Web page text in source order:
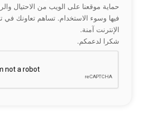
حماية موقعنا على الويب من الاحتيال
فيها وسوء الاستخدام. تساهم تعاونك في
الإنترنت آمنة.
شكرا لدعمكم.